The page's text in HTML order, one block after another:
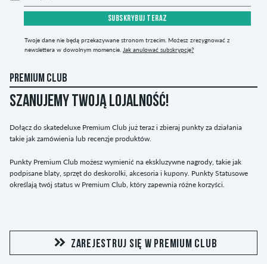
SUBSKRYBUJ TERAZ
Twoje dane nie będą przekazywane stronom trzecim. Możesz zrezygnować z
newslettera w dowolnym momencie. Jak anulować subskrypcję?
PREMIUM CLUB
SZANUJEMY TWOJĄ LOJALNOŚĆ!
Dołącz do skatedeluxe Premium Club już teraz i zbieraj punkty za działania
takie jak zamówienia lub recenzje produktów.
Punkty Premium Club możesz wymienić na ekskluzywne nagrody, takie jak
podpisane blaty, sprzęt do deskorolki, akcesoria i kupony. Punkty Statusowe
określają twój status w Premium Club, który zapewnia różne korzyści.
ZAREJESTRUJ SIĘ W PREMIUM CLUB